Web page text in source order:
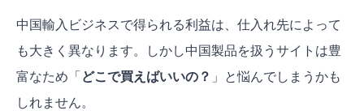
中国輸入ビジネスで得られる利益は、仕入れ先によって
も大きく異なります。しかし中国製品を扱うサイトは豊
富なため「 どこで買えばいいの？ 」と悩んでしまうかも
しれません。